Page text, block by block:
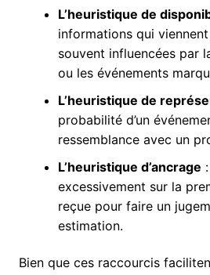
L’heuristique de
informations qui
souvent influencées par
ou les événements
L’heuristique de
probabilité d’un
ressemblance avec un
L’heuristique d’ancrage
excessivement sur la
reçue pour faire un
estimation.
Bien que ces raccourcis